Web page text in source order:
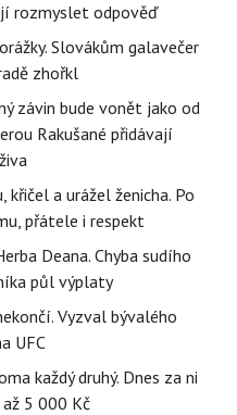
rozmyslet odpověď
Slovákům galavečer
zhořkl
závin bude vonět jako od
Rakušané přidávají
a urážel ženicha. Po
přátele i respekt
Deana. Chyba sudího
půl výplaty
Vyzval bývalého
UFC
každý druhý. Dnes za ni
5 000 Kč